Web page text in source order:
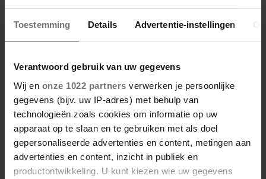
Toestemming Details Advertentie-instellingen
Verantwoord gebruik van uw gegevens
Wij en onze 1022 partners verwerken je persoonlijke
gegevens (bijv. uw IP-adres) met behulp van
technologieën zoals cookies om informatie op uw
apparaat op te slaan en te gebruiken met als doel
gepersonaliseerde advertenties en content, metingen aan
advertenties en content, inzicht in publiek en
productontwikkeling. U kunt kiezen wie uw gegevens
23 april 2026
KATE EN CAMILLA HEBBEN EEN
REDEN